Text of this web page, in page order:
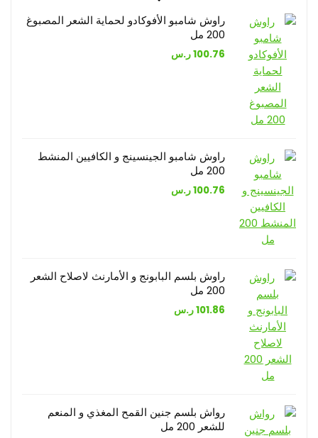
راوش شامبو الأفوكادو لحماية الشعر المصبوغ
200 مل
100.76ر.س
راوش شامبو الجينسينج و الكافيين المنشط
200 مل
100.76ر.س
راوش بلسم البابونج و الأمارنث لاصلاح الشعر
200 مل
101.86ر.س
رواش بلسم جنين القمح المغذي و المنعم
للشعر 200 مل